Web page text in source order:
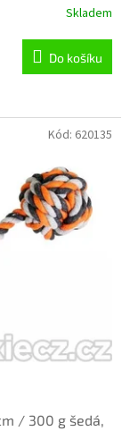
Skladem
Do košíku
/ 300 g šedá,
Kód: 620135